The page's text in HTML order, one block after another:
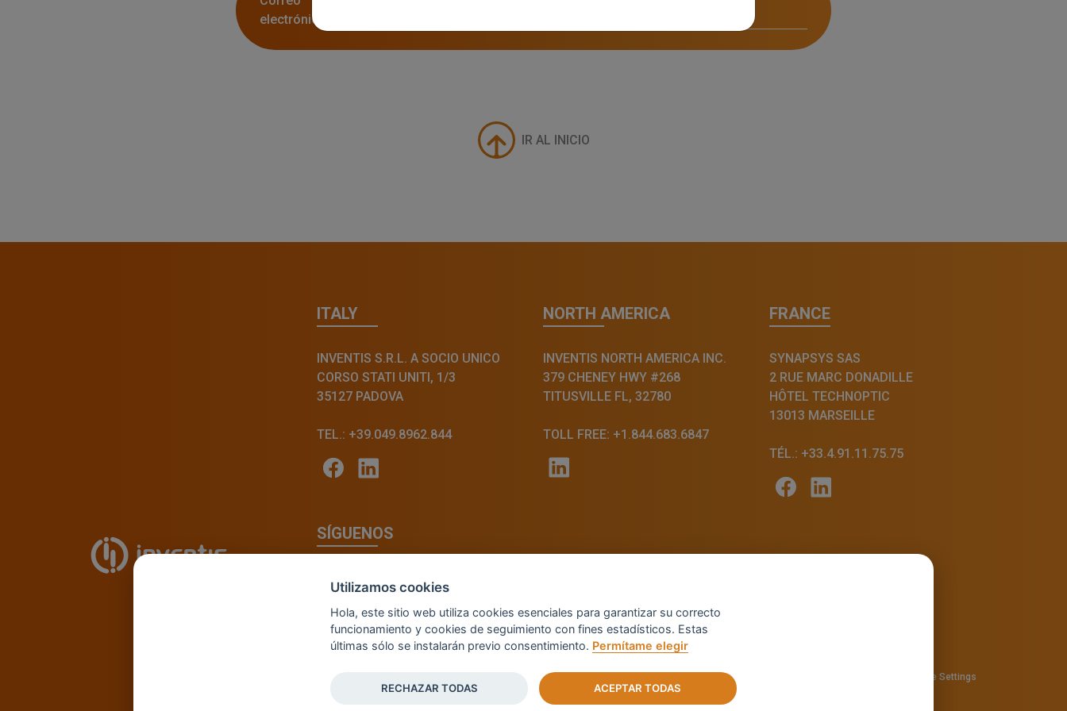
electrónico:
IR AL INICIO
ITALY
INVENTIS S.R.L. A SOCIO UNICO
CORSO STATI UNITI, 1/3
35127 PADOVA
TEL.: +39.049.8962.844
NORTH AMERICA
INVENTIS NORTH AMERICA INC.
379 CHENEY HWY #268
TITUSVILLE FL, 32780
TOLL FREE: +1.844.683.6847
FRANCE
SYNAPSYS SAS
2 RUE MARC DONADILLE
HÔTEL TECHNOPTIC
13013 MARSEILLE
TÉL.: +33.4.91.11.75.75
SÍGUENOS
© 2026 - INVENTIS S.r.l. a socio unico — P. IVA: IT03957810280
Cookie Settings
Credits: Fluid Design Lab
Utilizamos cookies
Hola, este sitio web utiliza cookies esenciales para garantizar su correcto
funcionamiento y cookies de seguimiento con fines estadísticos. Estas
últimas sólo se instalarán previo consentimiento. Permítame elegir
RECHAZAR TODAS ACEPTAR TODAS